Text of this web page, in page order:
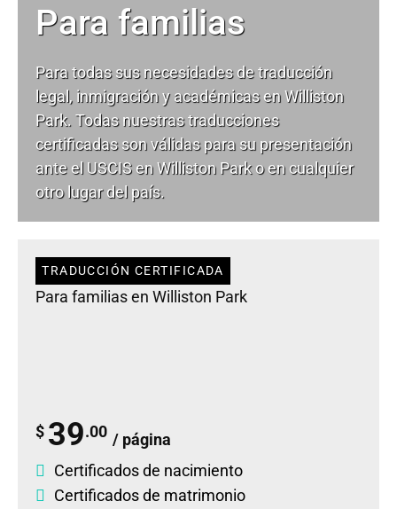
Para familias
Para todas sus necesidades detraducción
legal, inmigración y académicas en Williston
Park. Todas nuestras traducciones
certificadas son válidas para su presentación
ante el USCIS en Williston Park o en cualquier
otro lugar del país.
TRADUCCIÓN CERTIFICADA
Para familias en Williston Park
$ 39.00 / página
Certificados de nacimiento
Certificados de matrimonio